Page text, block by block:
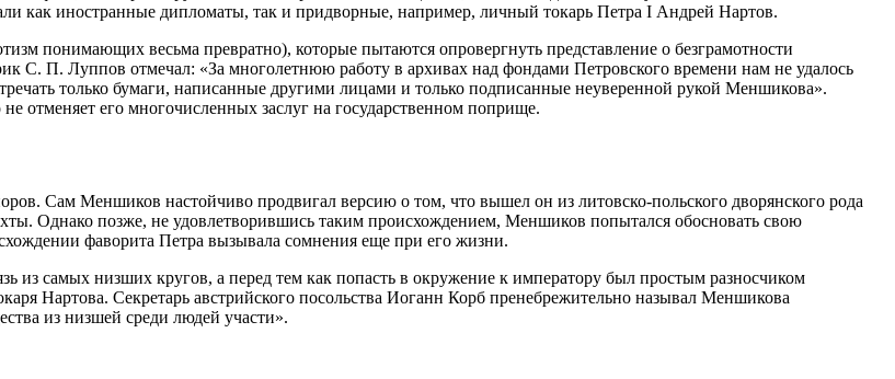
как иностранные дипломаты, так и придворные, например, личный токарь Петра I Андрей Нартов.
понимающих весьма превратно), которые пытаются опровергнуть представление о безграмотности
С. П. Луппов отмечал: «За многолетнюю работу в архивах над фондами Петровского времени нам не удалось
только бумаги, написанные другими лицами и только подписанные неуверенной рукой Меншикова».
отменяет его многочисленных заслуг на государственном поприще.
Сам Меншиков настойчиво продвигал версию о том, что вышел он из литовско-польского дворянского рода
Однако позже, не удовлетворившись таким происхождением, Меншиков попытался обосновать свою
фаворита Петра вызывала сомнения еще при его жизни.
из самых низших кругов, а перед тем как попасть в окружение к императору был простым разносчиком
Нартова. Секретарь австрийского посольства Иоганн Корб пренебрежительно называл Меншикова
из низшей среди людей участи».